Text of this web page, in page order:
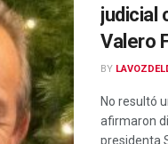
judicial
Valero
BY
No resultó
afirmaron
presidenta